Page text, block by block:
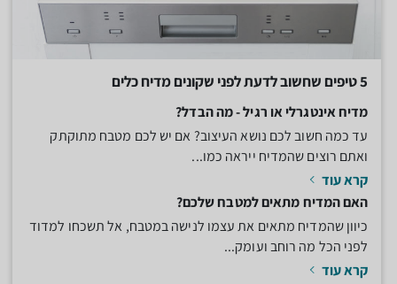
5 טיפים שחשוב לדעת לפני שקונים מדיח כלים
מדיח אינטגרלי או רגיל - מה הבדל?
עד כמה חשוב לכם נושא העיצוב? אם יש לכם מטבח מתוקתק
ואתם רוצים שהמדיח ייראה כמו...
קרא עוד
האם המדיח מתאים למטבח שלכם?
כיוון שהמדיח מתאים את עצמו לנישה במטבח, אל תשכחו למדוד
לפני הכל מה רוחב ועומק...
קרא עוד